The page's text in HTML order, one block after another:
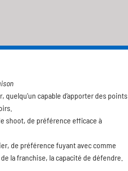
quelqu'un capable d’apporter des points
shoot, de préférence efficace à
de préférence fuyant avec comme
la franchise, la capacité de défendre.